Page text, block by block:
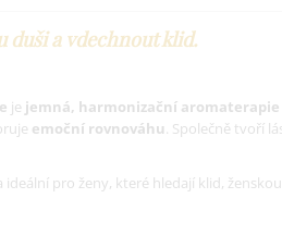
duši a vdechnout klid.
je jemná, harmonizační aromaterapie
emoční rovnováhu. Společně tvoří
ideální pro ženy, které hledají klid,